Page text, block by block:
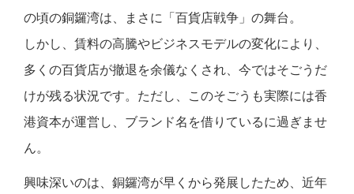
の頃の銅鑼湾は、まさに「百貨店戦争」の舞台。
しかし、賃料の高騰やビジネスモデルの変化により、
多くの百貨店が撤退を余儀なくされ、今ではそごうだ
けが残る状況です。ただし、このそごうも実際には香
港資本が運営し、ブランド名を借りているに過ぎませ
ん。
興味深いのは、銅鑼湾が早くから発展したため、近年